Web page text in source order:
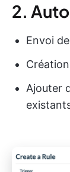
2.
Envoi
Ajouter